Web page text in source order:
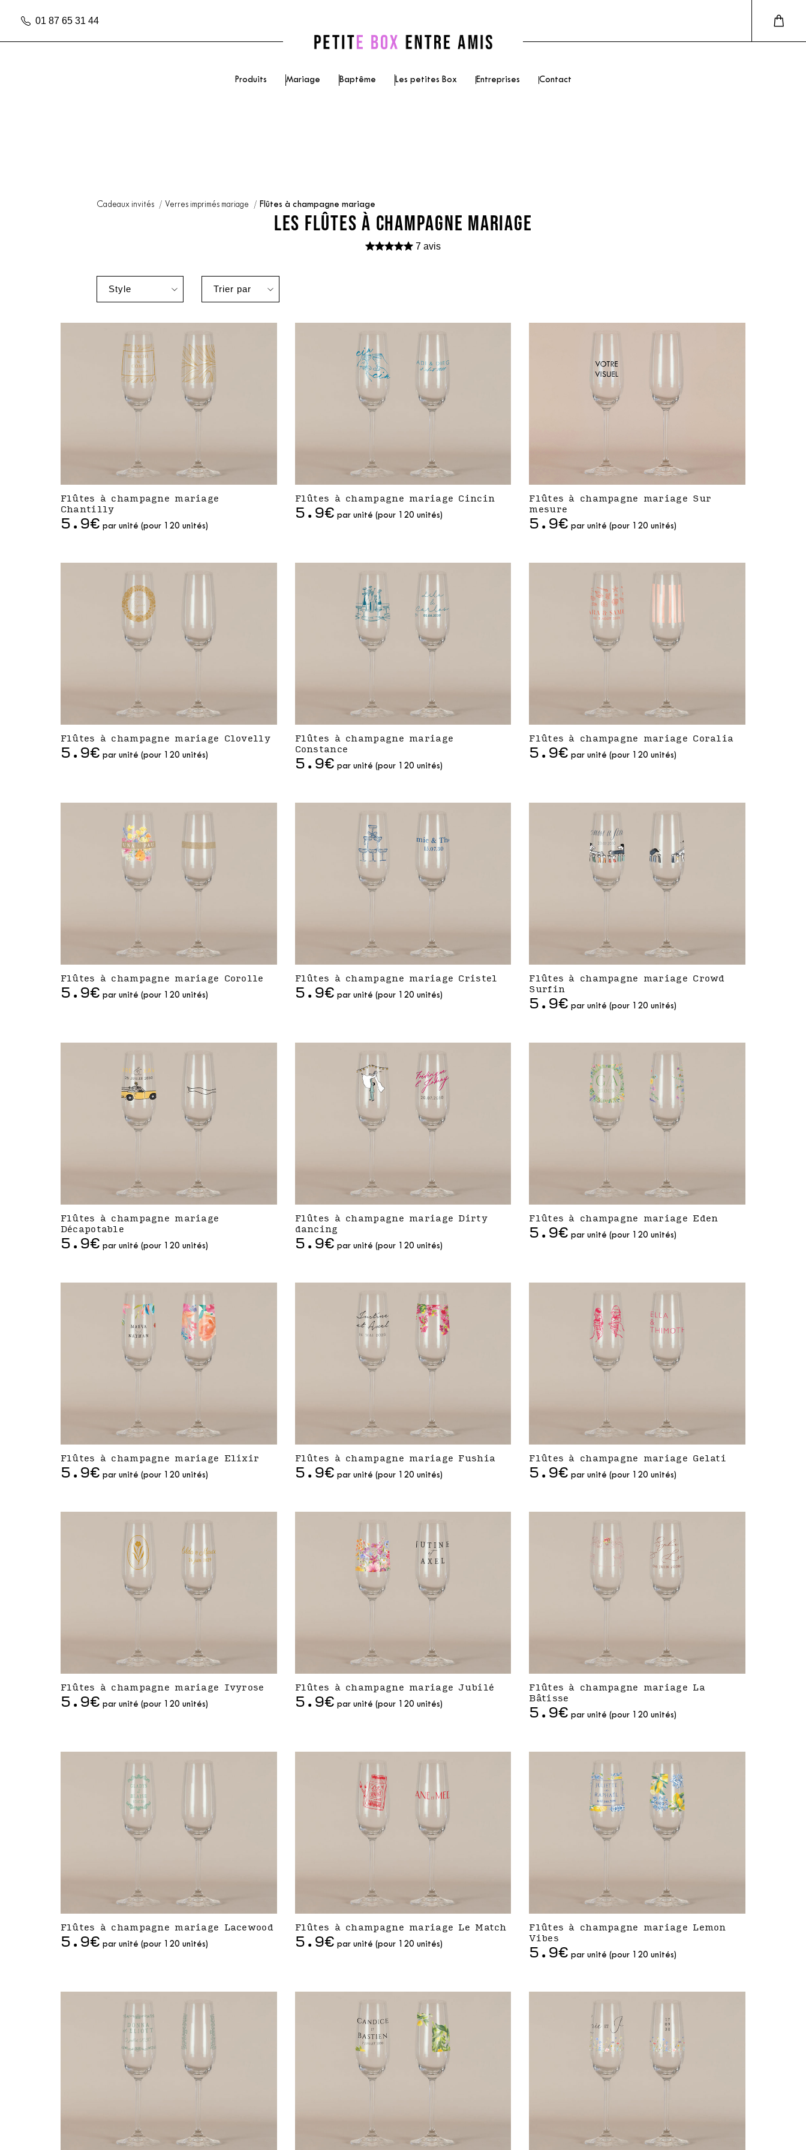
01 87 65 31 44
Produits Mariage Baptême Les petites Box Entreprises Contact
Cadeaux invités Verres imprimés mariage Flûtes à champagne mariage
LES FLÛTES À CHAMPAGNE MARIAGE
7 avis
Flûtes à champagne mariage
Chantilly
5.9€ par unité (pour 120 unités)
Flûtes à champagne mariage Cincin
5.9€ par unité (pour 120 unités)
Flûtes à champagne mariage Sur
mesure
5.9€ par unité (pour 120 unités)
Flûtes à champagne mariage Clovelly
5.9€ par unité (pour 120 unités)
Flûtes à champagne mariage
Constance
5.9€ par unité (pour 120 unités)
Flûtes à champagne mariage Coralia
5.9€ par unité (pour 120 unités)
Flûtes à champagne mariage Corolle
5.9€ par unité (pour 120 unités)
Flûtes à champagne mariage Cristel
5.9€ par unité (pour 120 unités)
Flûtes à champagne mariage Crowd
Surfin
5.9€ par unité (pour 120 unités)
Flûtes à champagne mariage
Décapotable
5.9€ par unité (pour 120 unités)
Flûtes à champagne mariage Dirty
dancing
5.9€ par unité (pour 120 unités)
Flûtes à champagne mariage Eden
5.9€ par unité (pour 120 unités)
Flûtes à champagne mariage Elixir
5.9€ par unité (pour 120 unités)
Flûtes à champagne mariage Fushia
5.9€ par unité (pour 120 unités)
Flûtes à champagne mariage Gelati
5.9€ par unité (pour 120 unités)
Flûtes à champagne mariage Ivyrose
5.9€ par unité (pour 120 unités)
Flûtes à champagne mariage Jubilé
5.9€ par unité (pour 120 unités)
Flûtes à champagne mariage La
Bâtisse
5.9€ par unité (pour 120 unités)
Flûtes à champagne mariage Lacewood
5.9€ par unité (pour 120 unités)
Flûtes à champagne mariage Le Match
5.9€ par unité (pour 120 unités)
Flûtes à champagne mariage Lemon
Vibes
5.9€ par unité (pour 120 unités)